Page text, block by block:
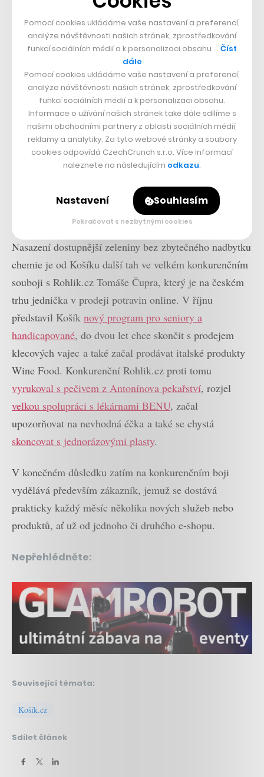
Nasazení dostupnější zeleniny bez zbytečného nadbytku
chemie je od Košíku další tah ve velkém konkurenčním
souboji s Rohlik.cz Tomáše Čupra, který je na českém
trhu jednička v prodeji potravin online. V říjnu
představil Košík nový program pro seniory a
handicapované, do dvou let chce skončit s prodejem
klecových vajec a také začal prodávat italské produkty
Wine Food. Konkurenční Rohlik.cz proti tomu
vyrukoval s pečivem z Antonínova pekařství, rozjel
velkou spolupráci s lékárnami BENU, začal
upozorňovat na nevhodná éčka a také se chystá
skoncovat s jednorázovými plasty.
V konečném důsledku zatím na konkurenčním boji
vydělává především zákazník, jemuž se dostává
prakticky každý měsíc několika nových služeb nebo
produktů, ať už od jednoho či druhého e-shopu.
Nepřehlédněte:
Související témata:
Košík.cz
Sdílet článek
Pomocí cookies ukládáme vaše nastavení a preferencí,
analýze návštěvnosti našich stránek, zprostředkování
funkcí sociálních médií a k personalizaci obsahu … Číst
dále
Pomocí cookies ukládáme vaše nastavení a preferencí,
analýze návštěvnosti našich stránek, zprostředkování
funkcí sociálních médií a k personalizaci obsahu.
Informace o užívání našich stránek také dále sdílíme s
našimi obchodními partnery z oblasti sociálních médií,
reklamy a analytiky. Za tyto webové stránky a soubory
cookies odpovídá CzechCrunch s.r.o. Více informací
naleznete na následujícím odkazu.
Nastavení Souhlasím
Pokračovat s nezbytnými cookies